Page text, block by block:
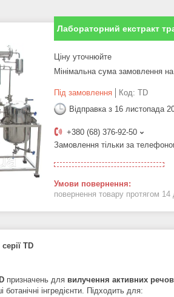
Лабораторний екстракт
Ціну уточнюйте
Мінімальна сума замовлення
Під замовлення Код: TD
Відправка з 16 листопада
+380 (68) 376-92-50
Замовлення тільки за
повернення товару протягом 14
TD
призначень для вилучення активних
ботанічні інгредієнти. Підходить для: